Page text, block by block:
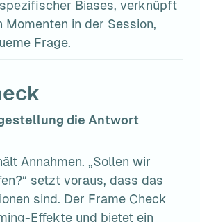
Biases, verknüpft
in der Session,
Frage.
die Antwort
Annahmen. „Sollen wir
setzt voraus, dass das
sind. Der Frame Check
Effekte und bietet ein